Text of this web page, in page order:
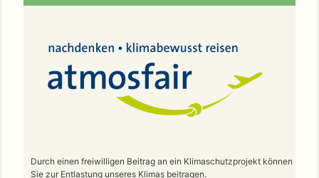
Durch einen freiwilligen Beitrag an ein Klimaschutzprojekt können
Sie zur Entlastung unseres Klimas beitragen.